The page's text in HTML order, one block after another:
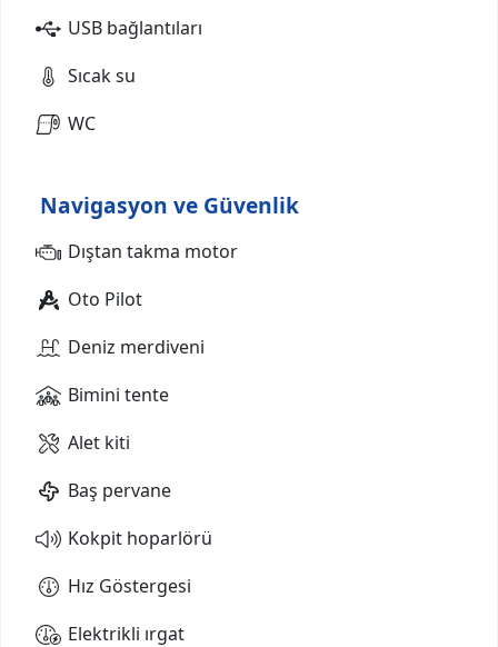
USB bağlantıları
Sıcak su
WC
Navigasyon ve Güvenlik
Dıştan takma motor
Oto Pilot
Deniz merdiveni
Bimini tente
Alet kiti
Baş pervane
Kokpit hoparlörü
Hız Göstergesi
Elektrikli ırgat